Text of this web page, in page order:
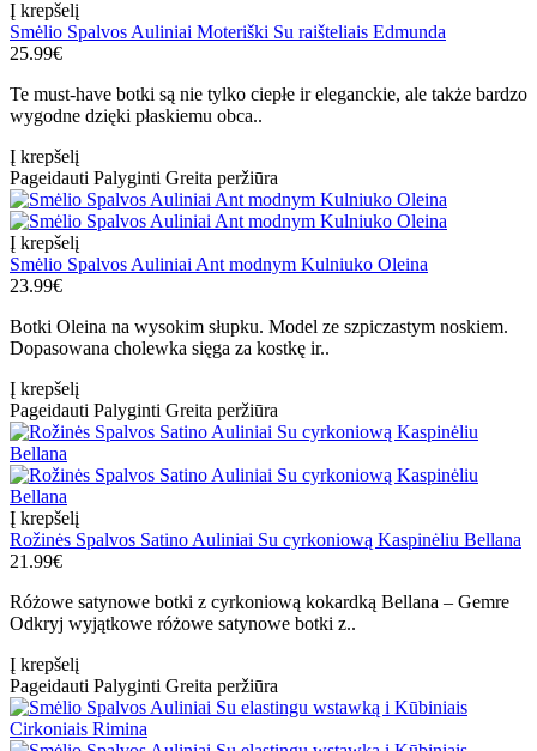
Į krepšelį
Smėlio Spalvos Auliniai Moteriški Su raišteliais Edmunda
25.99€
Te must-have botki są nie tylko ciepłe ir eleganckie, ale także bardzo
wygodne dzięki płaskiemu obca..
Į krepšelį
Pageidauti Palyginti Greita peržiūra
Į krepšelį
Smėlio Spalvos Auliniai Ant modnym Kulniuko Oleina
23.99€
Botki Oleina na wysokim słupku. Model ze szpiczastym noskiem.
Dopasowana cholewka sięga za kostkę ir..
Į krepšelį
Pageidauti Palyginti Greita peržiūra
Į krepšelį
Rožinės Spalvos Satino Auliniai Su cyrkoniową Kaspinėliu Bellana
21.99€
Różowe satynowe botki z cyrkoniową kokardką Bellana – Gemre
Odkryj wyjątkowe różowe satynowe botki z..
Į krepšelį
Pageidauti Palyginti Greita peržiūra